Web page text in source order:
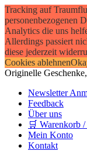
Tracking auf
personenbezogenen
Analytics die uns
Allerdings passiert
diese jederzeit
Cookies ablehnen
Originelle
Newsletter
Feedback
Über uns
🛒 Warenkorb /
Mein Konto
Kontakt